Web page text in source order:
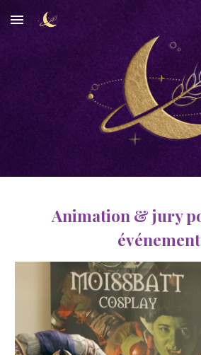
Skip to main content
Animation & jury
événement